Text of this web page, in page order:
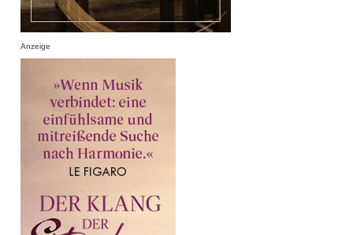
Anzeige